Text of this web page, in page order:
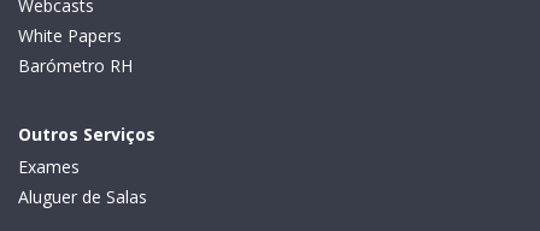
Webcasts
White Papers
Barómetro RH
Outros Serviços
Exames
Aluguer de Salas